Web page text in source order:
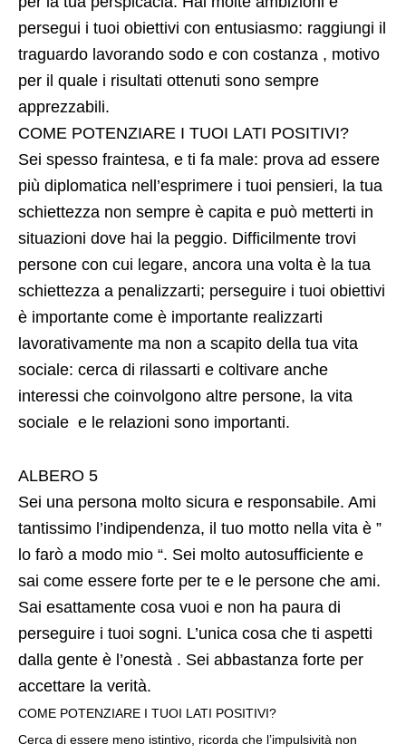
persegui i tuoi obiettivi con entusiasmo: raggiungi il
traguardo lavorando sodo e con costanza , motivo
per il quale i risultati ottenuti sono sempre
apprezzabili.
COME POTENZIARE I TUOI LATI POSITIVI?
Sei spesso fraintesa, e ti fa male: prova ad essere
più diplomatica nell’esprimere i tuoi pensieri, la tua
schiettezza non sempre è capita e può metterti in
situazioni dove hai la peggio. Difficilmente trovi
persone con cui legare, ancora una volta è la tua
schiettezza a penalizzarti; perseguire i tuoi obiettivi
è importante come è importante realizzarti
lavorativamente ma non a scapito della tua vita
sociale: cerca di rilassarti e coltivare anche
interessi che coinvolgono altre persone, la vita
sociale e le relazioni sono importanti.
ALBERO 5
Sei una persona molto sicura e responsabile. Ami
tantissimo l’indipendenza, il tuo motto nella vita è ”
lo farò a modo mio “. Sei molto autosufficiente e
sai come essere forte per te e le persone che ami.
Sai esattamente cosa vuoi e non ha paura di
perseguire i tuoi sogni. L’unica cosa che ti aspetti
dalla gente è l’onestà . Sei abbastanza forte per
accettare la verità.
COME POTENZIARE I TUOI LATI POSITIVI?
Cerca di essere meno istintivo, ricorda che l’impulsività non